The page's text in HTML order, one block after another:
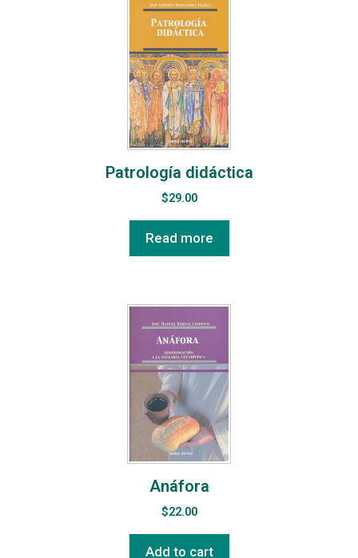
Patrología didáctica
$29.00
Read more
Anáfora
$22.00
Add to cart